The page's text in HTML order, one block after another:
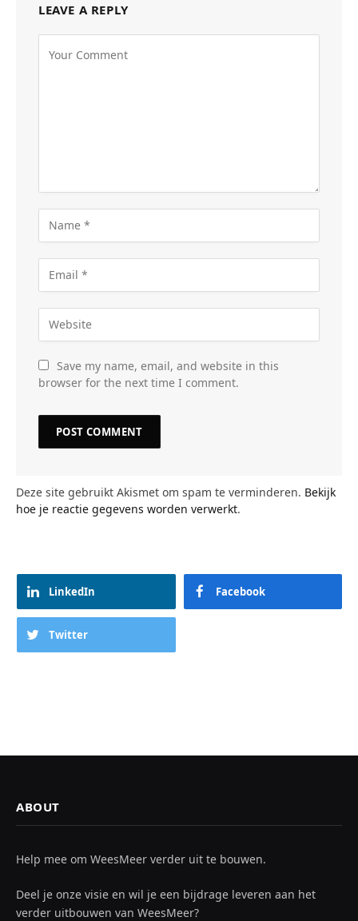
LEAVE A REPLY
Save my name, email, and website in this
browser for the next time I comment.
Deze site gebruikt Akismet om spam te verminderen. Bekijk
hoe je reactie gegevens worden verwerkt.
LinkedIn Facebook
Twitter
ABOUT
Help mee om WeesMeer verder uit te bouwen.
Deel je onze visie en wil je een bijdrage leveren aan het
verder uitbouwen van WeesMeer?